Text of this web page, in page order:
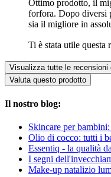
Ottimo prodotto, il
forfora. Dopo diversi
sia il migliore in
Ti è stata utile questa
Visualizza tutte le recensioni
Valuta questo prodotto
Il nostro blog:
Skincare per
Olio di cocco: tutti i
Essentiq - la qualità
I segni
Make-up natalizio